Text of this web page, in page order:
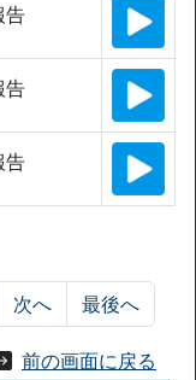
告
告
告
次へ 最後へ
前の画面に戻る